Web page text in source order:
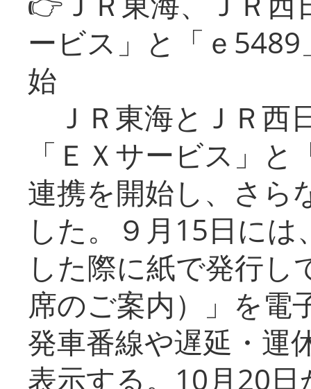
ービス」と「ｅ
始
ＪＲ東海とＪＲ西
「ＥＸサービス」
連携を開始し、さら
した。９月15日に
した際に紙で発行し
席のご案内）」を電
発車番線や遅延・運
表示する。10月20